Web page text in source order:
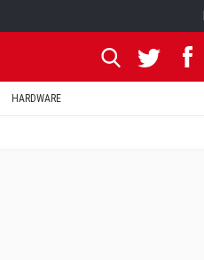
HARDWARE